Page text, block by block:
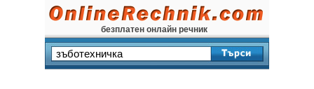
безплатен онлайн речник